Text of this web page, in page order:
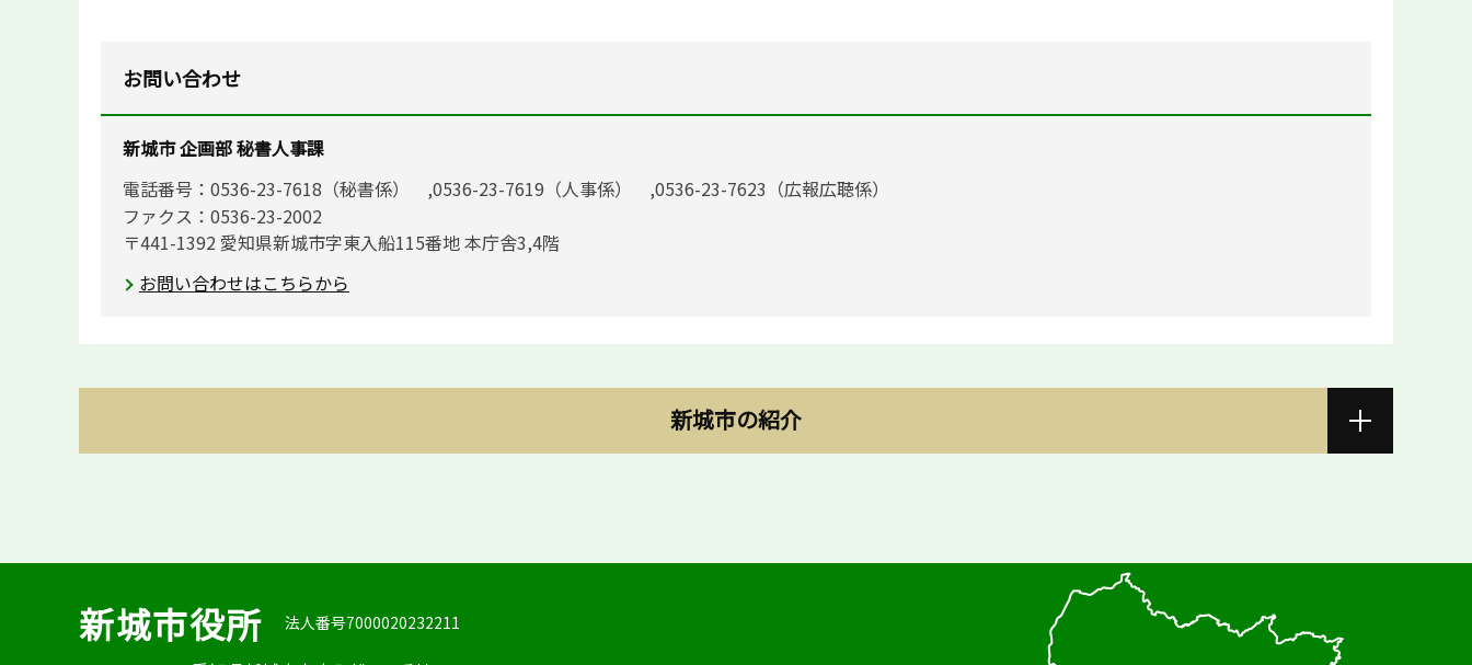
お問い合わせ
新城市 企画部 秘書人事課
電話番号：0536-23-7618（秘書係） ,0536-23-7619（人事係） ,0536-23-7623（広報広聴係）
ファクス：0536-23-2002
〒441-1392 愛知県新城市字東入船115番地 本庁舎3,4階
お問い合わせはこちらから
新城市の紹介
新城市役所 法人番号7000020232211